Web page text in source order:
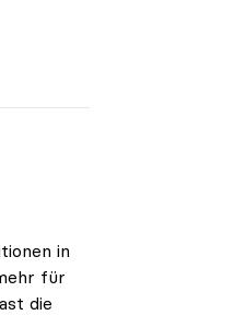
in
für
die